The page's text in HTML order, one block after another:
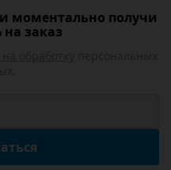
моментально получи
на заказ